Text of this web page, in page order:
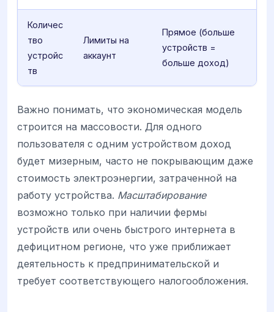
Количес
тво
устройс
тв
Лимиты на
аккаунт
Прямое (больше
устройств =
больше доход)
Важно понимать, что экономическая модель
строится на массовости. Для одного
пользователя с одним устройством доход
будет мизерным, часто не покрывающим даже
стоимость электроэнергии, затраченной на
работу устройства. Масштабирование
возможно только при наличии фермы
устройств или очень быстрого интернета в
дефицитном регионе, что уже приближает
деятельность к предпринимательской и
требует соответствующего налогообложения.